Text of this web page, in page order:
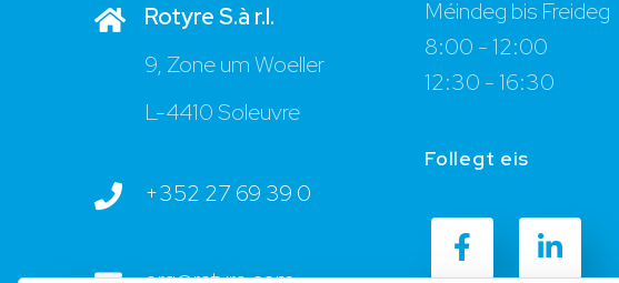
Rotyre S.à r.l.
9, Zone um Woeller
L-4410 Soleuvre
+352 27 69 39 0
Méindeg bis Freideg
8:00 - 12:00
12:30 - 16:30
Follegt eis